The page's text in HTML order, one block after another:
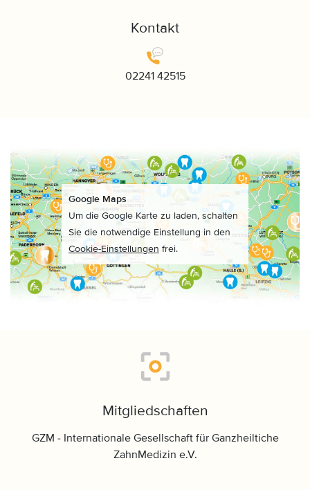
Kontakt
02241 42515
Google Maps
Um die Google Karte zu laden, schalten
Sie die notwendige Einstellung in den
Cookie-Einstellungen frei.
Mitgliedschaften
GZM - Internationale Gesellschaft für Ganzheiltiche
ZahnMedizin e.V.